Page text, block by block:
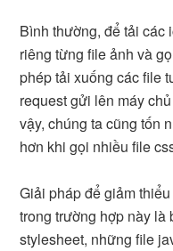
Bình thường, để tải các
riêng từng file ảnh và
phép tải xuống các file
request gửi lên máy
vậy, chúng ta cũng tốn
hơn khi gọi nhiều file
Giải pháp để giảm
trong trường hợp này là
stylesheet, những file